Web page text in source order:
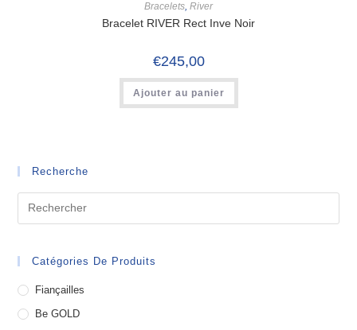
Bracelets, River
Bracelet RIVER Rect Inve Noir
€245,00
Ajouter au panier
Recherche
Catégories De Produits
Fiançailles
Be GOLD